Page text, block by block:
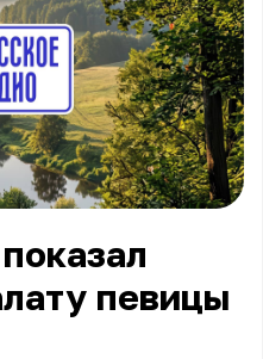
певицы